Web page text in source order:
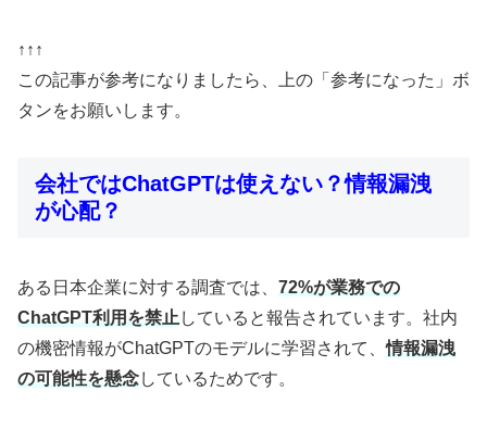
↑↑↑
この記事が参考になりましたら、上の「参考になった」ボ
タンをお願いします。
会社ではChatGPTは使えない？情報漏洩
が心配？
ある日本企業に対する調査では、 72%が業務での
ChatGPT利用を禁止 していると報告されています。社内
の機密情報がChatGPTのモデルに学習されて、情報漏洩
の可能性を懸念しているためです。